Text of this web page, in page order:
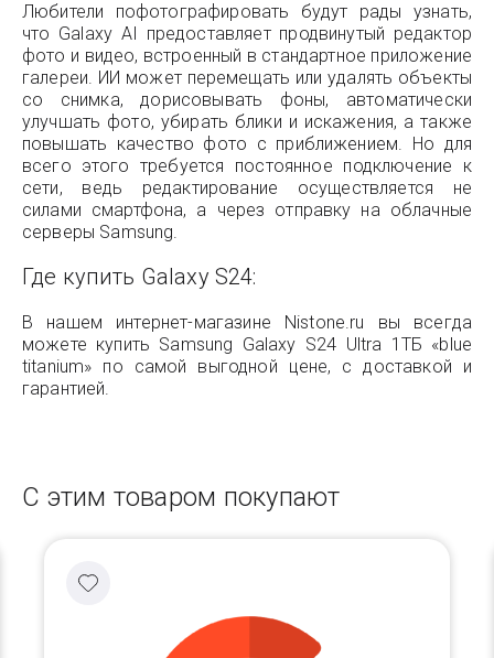
Любители пофотографировать будут рады узнать,
что Galaxy AI предоставляет продвинутый редактор
фото и видео, встроенный в стандартное приложение
галереи. ИИ может перемещать или удалять объекты
со снимка, дорисовывать фоны, автоматически
улучшать фото, убирать блики и искажения, а также
повышать качество фото с приближением. Но для
всего этого требуется постоянное подключение к
сети, ведь редактирование осуществляется не
силами смартфона, а через отправку на облачные
серверы Samsung.
Где купить Galaxy S24:
В нашем интернет-магазине Nistone.ru вы всегда
можете купить Samsung Galaxy S24 Ultra 1ТБ «blue
titanium» по самой выгодной цене, с доставкой и
гарантией.
С этим товаром покупают